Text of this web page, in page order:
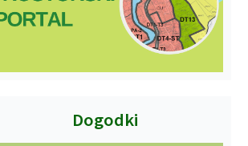
Dogodki